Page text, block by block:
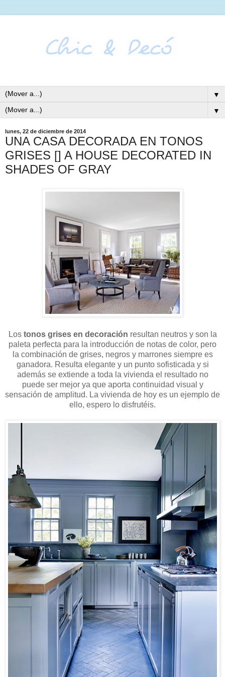
▼
▼
lunes, 22 de diciembre de 2014
UNA CASA DECORADA EN TONOS
GRISES [] A HOUSE DECORATED IN
SHADES OF GRAY
Los tonos grises en decoración resultan neutros y son la
paleta perfecta para la introducción de notas de color, pero
la combinación de grises, negros y marrones siempre es
ganadora. Resulta elegante y un punto sofisticada y si
además se extiende a toda la vivienda el resultado no
puede ser mejor ya que aporta continuidad visual y
sensación de amplitud. La vivienda de hoy es un ejemplo de
ello, espero lo disfrutéis.